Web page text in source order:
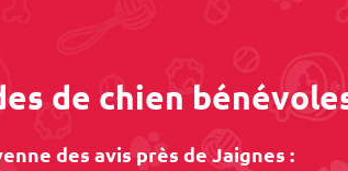
de chien
des avis près de Jaignes :